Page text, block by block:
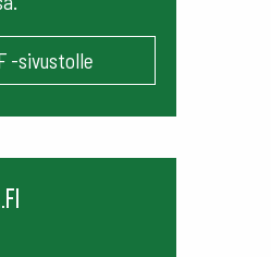
-sivustolle